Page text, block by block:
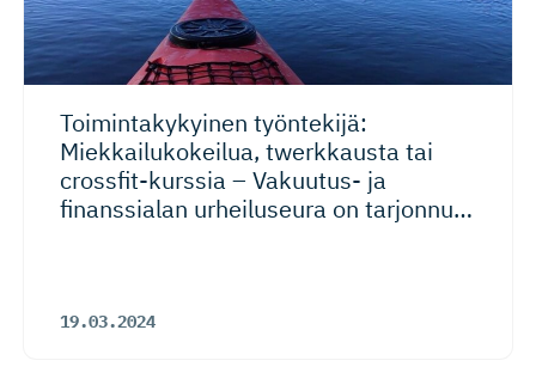
Toimintaky­kyinen työntekijä:
Miekkailu­ko­keilua, twerkkausta tai
crossfit-kurssia – Vakuutus- ja
finanssialan urheiluseura on tarjonnut
19.03.2024